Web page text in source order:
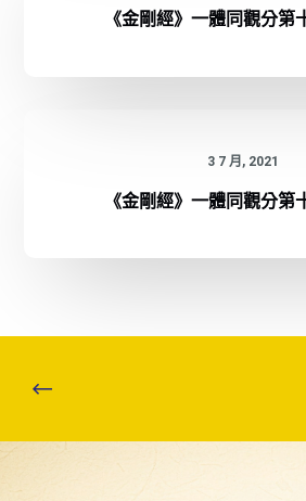
《金剛經》一體同觀分第
3 7 月, 2021
《金剛經》一體同觀分第